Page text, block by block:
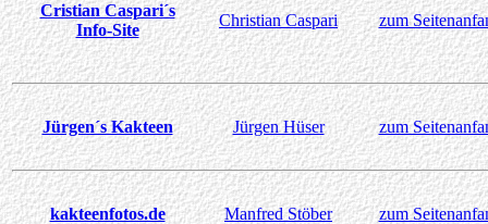
Cristian Caspari´s
Info-Site
Christian Caspari zum
Jürgen´s Kakteen Jürgen Hüser zum
kakteenfotos.de Manfred Stöber zum